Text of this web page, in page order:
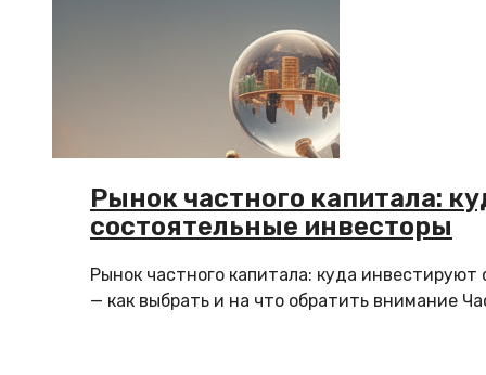
Рынок частного капитала:
состоятельные инвесторы
Рынок частного капитала: куда
— как выбрать и на что обратить внимание